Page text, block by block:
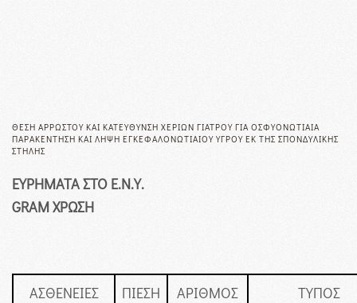
ΘΈΣΗ ΑΡΡΏΣΤΟΥ ΚΑΙ ΚΑΤΕΎΘΥΝΣΗ ΧΕΡΙΏΝ ΓΙΑΤΡΟΎ ΓΙΑ ΟΣΦΥΟΝΩΤΙΑΊΑ
ΠΑΡΑΚΈΝΤΗΣΗ ΚΑΙ ΛΉΨΗ ΕΓΚΕΦΑΛΟΝΩΤΙΑΊΟΥ ΥΓΡΟΎ ΕΚ ΤΗΣ ΣΠΟΝΔΥΛΙΚΉΣ
ΣΤΉΛΗΣ
ΕΥΡΗΜΑΤΑ ΣΤΟ Ε.Ν.Υ.
GRAM ΧΡΩΣΗ
ΑΣΘΕΝΕΙΕΣ
ΠΙΕΣΗ
ΑΡΙΘΜΟΣ
ΤΥΠΟΣ